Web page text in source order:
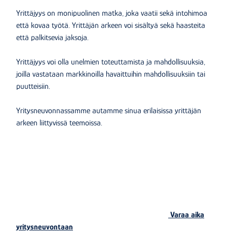
Yrittäjyys on monipuolinen matka, joka vaatii sekä intohimoa
että kovaa työtä. Yrittäjän arkeen voi sisältyä sekä haasteita
että palkitsevia jaksoja.
Yrittäjyys voi olla unelmien toteuttamista ja mahdollisuuksia,
joilla vastataan markkinoilla havaittuihin mahdollisuuksiin tai
puutteisiin.
Yritysneuvonnassamme autamme sinua erilaisissa yrittäjän
arkeen liittyvissä teemoissa.
Varaa aika
yritysneuvontaan